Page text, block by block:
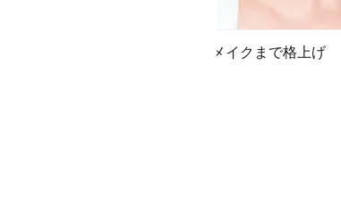
クレンジングでメイクまで格上げ